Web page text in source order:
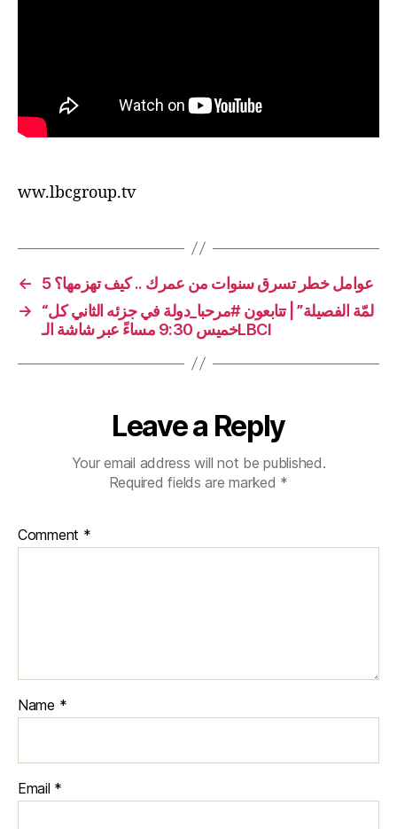
ww.lbcgroup.tv
←
5 عوامل خطر تسرق سنوات من عمرك .. كيف تهزمها؟
→
“لمّة الفصيلة” | تتابعون #مرحبا_دولة في جزئه الثاني كل
خميس 9:30 مساءً عبر شاشة الـLBCI
Leave a Reply
Your email address will not be published.
Required fields are marked *
Comment *
Name *
Email *